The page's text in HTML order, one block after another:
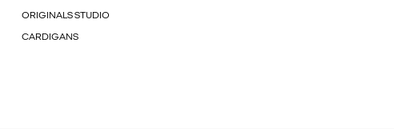
ORIGINALS STUDIO
CARDIGANS